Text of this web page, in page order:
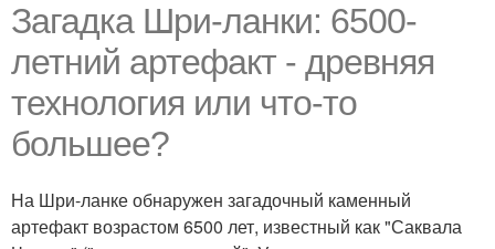
Загадка Шри-ланки: 6500-
летний артефакт - древняя
технология или что-то
большее?
На Шри-ланке обнаружен загадочный каменный
артефакт возрастом 6500 лет, известный как "Саквала